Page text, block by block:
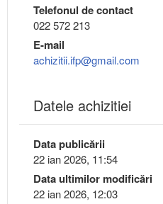
Telefonul de contact
022 572 213
E-mail
achizitii.ifp@gmail.com
Datele achizitiei
Data publicării
22 ian 2026, 11:54
Data ultimilor modificări
22 ian 2026, 12:03